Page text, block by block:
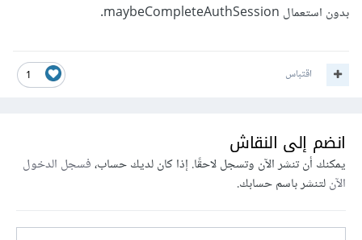
بدون استعمال maybeCompleteAuthSession.
1 اقتباس
انضم إلى النقاش
يمكنك أن تنشر الآن وتسجل لاحقًا. إذا كان لديك حساب،فسجل الدخول
الآنلتنشر باسم حسابك.